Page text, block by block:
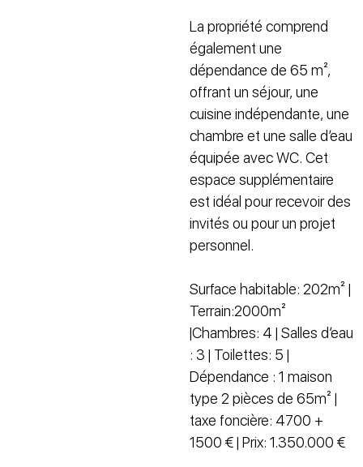
La propriété comprend
également une
dépendance de 65 m²,
offrant un séjour, une
cuisine indépendante, une
chambre et une salle d’eau
équipée avec WC. Cet
espace supplémentaire
est idéal pour recevoir des
invités ou pour un projet
personnel.
Surface habitable: 202m² |
Terrain:2000m²
|Chambres: 4 | Salles d’eau
: 3 | Toilettes: 5 |
Dépendance : 1 maison
type 2 pièces de 65m² |
taxe foncière: 4700 +
1500 € | Prix: 1.350.000 €